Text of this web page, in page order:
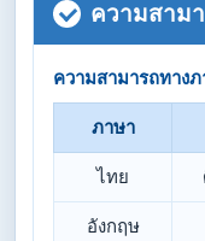
ความสาม
ความสามารถทางภ
ภาษา
ไทย
อังกฤษ